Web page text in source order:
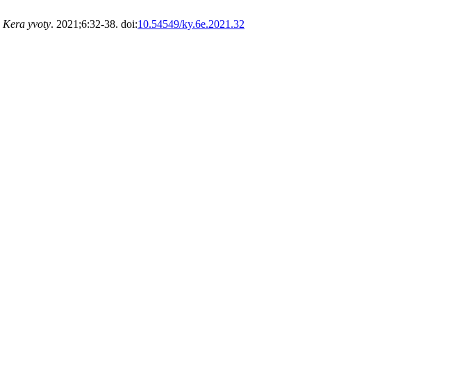
Kera yvoty. 2021;6:32-38. doi:10.54549/ky.6e.2021.32